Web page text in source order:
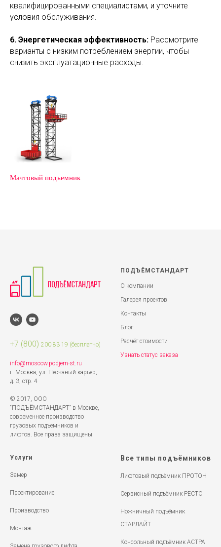
квалифицированными специалистами, и уточните
условия обслуживания.
6. Энергетическая эффективность: Рассмотрите
варианты с низким потреблением энергии, чтобы
снизить эксплуатационные расходы.
Мачтовый подъемник
+7 (800) 200 83 19 (бесплатно)
info@moscow.podjem-st.ru
г. Москва, ул. Песчаный карьер,
д. 3, стр. 4
© 2017, ООО
"ПОДЪЁМСТАНДАРТ" в Москве,
современное производство
грузовых подъемников и
лифтов. Все права защищены.
ПОДЪЁМСТАНДАРТ
О компании
Галерея проектов
Контакты
Блог
Расчёт стоимости
Узнать статус заказа
Услуги
Замер
Проектирование
Производство
Монтаж
Все типы подъёмников
Лифтовый подъёмник ПРОТОН
Сервисный подъёмник РЕСТО
Ножничный подъёмник
СТАРЛАЙТ
Консольный подъёмник АСТРА